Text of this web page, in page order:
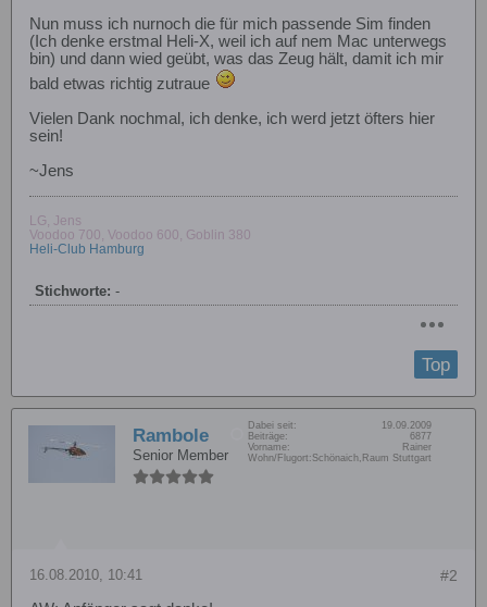
Nun muss ich nurnoch die für mich passende Sim finden
(Ich denke erstmal Heli-X, weil ich auf nem Mac unterwegs
bin) und dann wied geübt, was das Zeug hält, damit ich mir
bald etwas richtig zutraue
Vielen Dank nochmal, ich denke, ich werd jetzt öfters hier
sein!
~Jens
LG, Jens
Voodoo 700, Voodoo 600, Goblin 380
Heli-Club Hamburg
Stichworte: -
Top
Rambole
Senior Member
Dabei seit:
19.09.2009
Beiträge:
6877
Vorname:
Rainer
Wohn/Flugort: Schönaich,Raum Stuttgart
#2
16.08.2010, 10:41